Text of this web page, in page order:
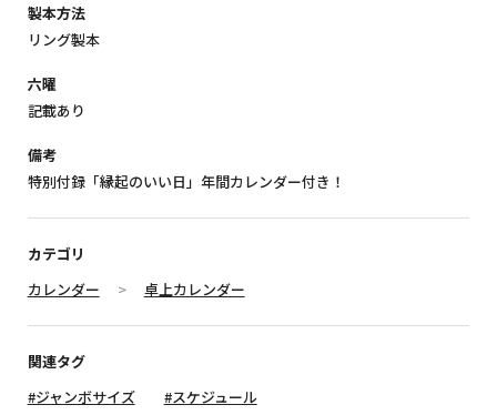
製本方法
リング製本
六曜
記載あり
備考
特別付録「縁起のいい日」年間カレンダー付き！
カテゴリ
カレンダー
卓上カレンダー
関連タグ
#ジャンボサイズ
#スケジュール